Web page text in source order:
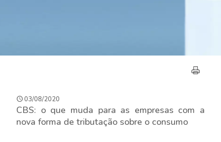
03/08/2020
CBS: o que muda para as empresas com a
nova forma de tributação sobre o consumo